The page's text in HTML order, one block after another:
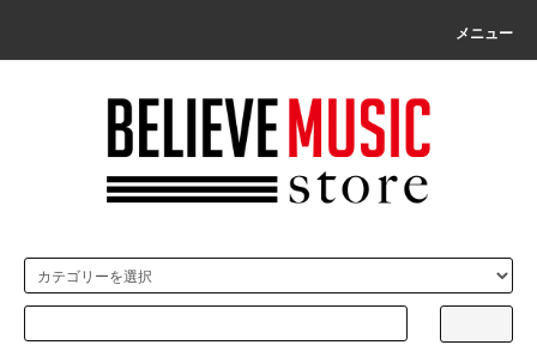
メニュー